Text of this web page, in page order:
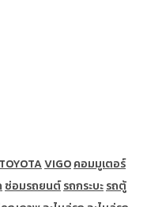
TOYOTAVIGOคอมมูเตอร์
ซ่อมรถยนต์รถกระบะรถตู้